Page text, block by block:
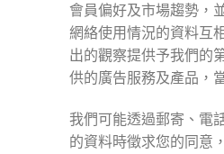
會員偏好及市場趨勢，
網絡使用情況的資料互
出的觀察提供予我們的
供的廣告服務及產品，
我們可能透過郵寄、電
的資料時徵求您的同意